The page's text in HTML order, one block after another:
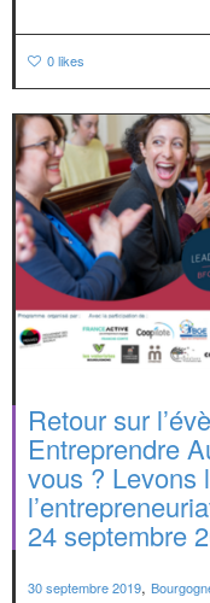
0likes
Retour sur
Entreprendre
vous ? Levons
24 septembre
30 septembre 2019,